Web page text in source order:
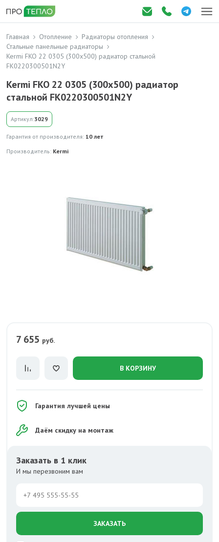
Главная Отопление
Радиаторы отопления
Стальные панельные радиаторы
Kermi FKO 22 0305 (300x500) радиатор стальной
FK0220300501N2Y
Kermi FKO 22 0305 (300x500) радиатор
стальной FK0220300501N2Y
Артикул:3029
Гарантия от производителя: 10 лет
Производитель: Kermi
7 655 руб.
В КОРЗИНУ
Гарантия лучшей цены
Даём скидку на монтаж
Заказать в 1 клик
И мы перезвоним вам
ЗАКАЗАТЬ